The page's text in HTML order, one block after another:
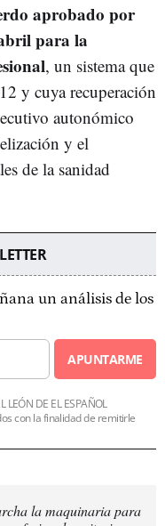
aprobado por
para la
, un sistema que
y cuya recuperación
autonómico
y el
de la sanidad
un análisis de los
APUNTARME
DE EL ESPAÑOL
con la finalidad de remitirle
la maquinaria para